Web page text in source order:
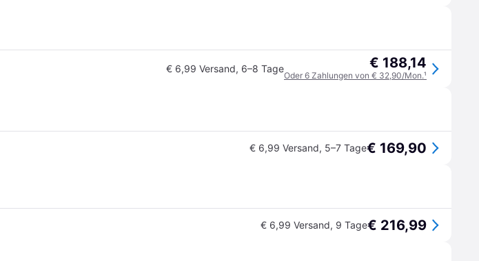
€ 6,99 Versand, 6–8 Tage € 188,14
Oder 6 Zahlungen von € 32,90/Mon.¹
€ 6,99 Versand, 5–7 Tage€ 169,90
€ 6,99 Versand, 9 Tage€ 216,99